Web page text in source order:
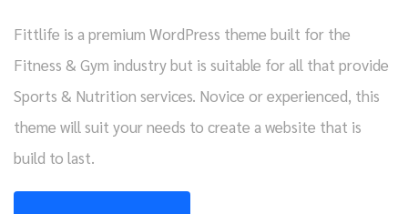
Fittlife is a premium WordPress theme built for the
Fitness & Gym industry but is suitable for all that provide
Sports & Nutrition services. Novice or experienced, this
theme will suit your needs to create a website that is
build to last.